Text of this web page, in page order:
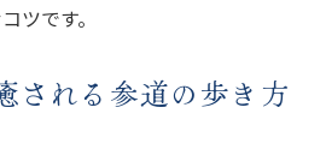
ツです。
される参道の歩き方